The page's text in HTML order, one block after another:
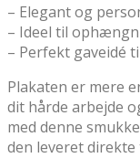
– Elegant og
– Ideel til
– Perfekt gaveidé
Plakaten er mere
dit hårde arbejde
med denne
den leveret direkte